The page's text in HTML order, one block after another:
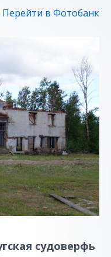
Перейти в Фотобанк
судоверфь